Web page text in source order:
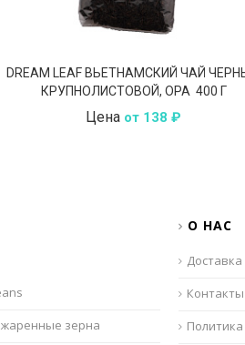
DREAM LEAF ВЬЕТНАМСКИЙ ЧАЙ
КРУПНОЛИСТОВОЙ, OPA 400 Г
Цена от 138 ₽
зерна
О НАС
Доставка
Контакты
Политика